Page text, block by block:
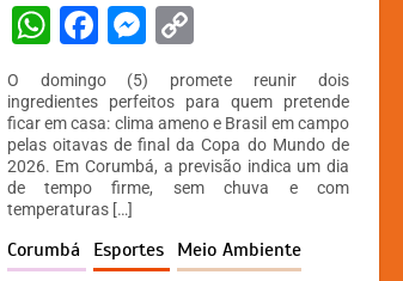
W
at
s
A
p
p
F
c
e
b
o
o
M
e
s
s
e
g
C
p
y
Li
k
O domingo (5) promete reunir dois
ingredientes perfeitos para quem pretende
ficar em casa: clima ameno e Brasil em campo
pelas oitavas de final da Copa do Mundo de
2026. Em Corumbá, a previsão indica um dia
de tempo firme, sem chuva e com
temperaturas […]
Corumbá Esportes Meio Ambiente